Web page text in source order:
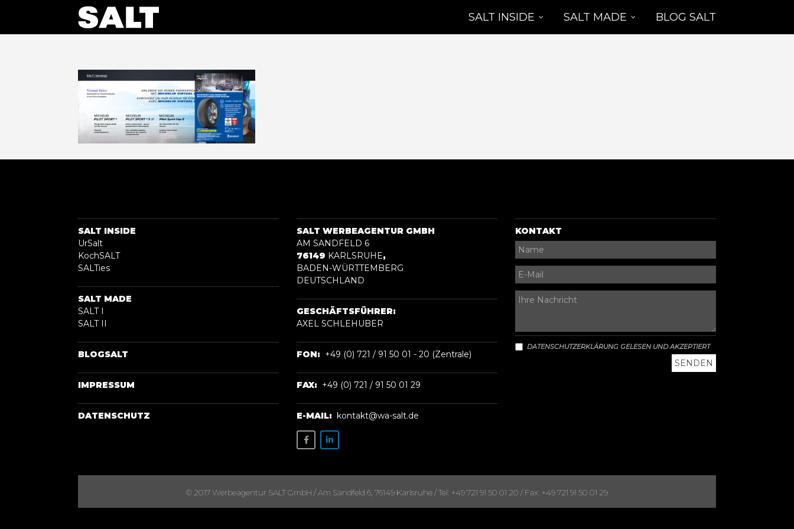
SALT INSIDE SALT MADE BLOG SALT
SALT INSIDE
UrSalt
KochSALT
SALTies
SALT MADE
SALT I
SALT II
BLOGSALT
IMPRESSUM
DATENSCHUTZ
SALT WERBEAGENTUR GMBH
AM SANDFELD 6
76149 KARLSRUHE,
BADEN-WÜRTTEMBERG
DEUTSCHLAND
GESCHÄFTSFÜHRER:
AXEL SCHLEHUBER
FON: +49 (0) 721 / 91 50 01 - 20 (Zentrale)
FAX: +49 (0) 721 / 91 50 01 29
E-MAIL: kontakt@wa-salt.de
KONTAKT
DATENSCHUTZERKLÄRUNG GELESEN UND AKZEPTIERT
© 2017 Werbeagentur SALT GmbH / Am Sandfeld 6, 76149 Karlsruhe / Tel: +49 721 91 50 01 20 / Fax: +49 721 91 50 01 29